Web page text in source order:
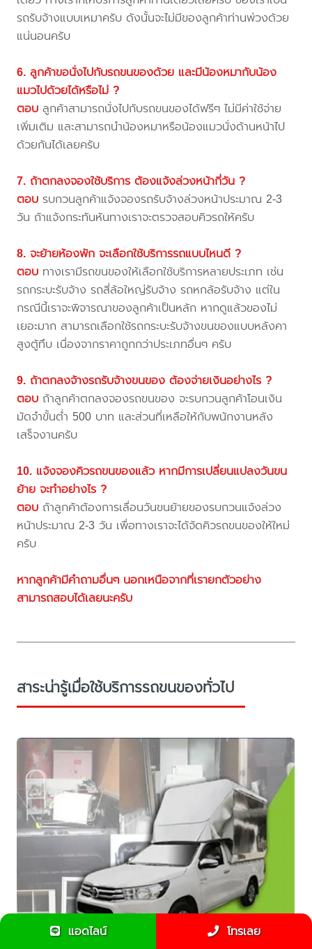
รถรับจ้างแบบเหมาครับ ดังนั้นจะไม่มีของลูกค้าท่านพ่วงด้วย
แน่นอนครับ
6. ลูกค้าขอนั่งไปกับรถขนของด้วย และมีน้องหมากับน้อง
แมวไปด้วยได้หรือไม่ ?
ตอบ ลูกค้าสามารถนั่งไปกับรถขนของได้ฟรีๆ ไม่มีค่าใช้จ่าย
เพิ่มเติม และสามารถนำน้องหมาหรือน้องแมวนั่งด้านหน้าไป
ด้วยกันได้เลยครับ
7. ถ้าตกลงจองใช้บริการ ต้องแจ้งล่วงหน้ากี่วัน ?
ตอบ รบกวนลูกค้าแจ้งจองรถรับจ้างล่วงหน้าประมาณ 2-3
วัน ถ้าแจ้งกระทันหันทางเราจะตรวจสอบคิวรถให้ครับ
8. จะย้ายห้องพัก จะเลือกใช้บริการรถแบบไหนดี ?
ตอบ ทางเรามีรถขนของให้เลือกใช้บริการหลายประเภท เช่น
รถกระบะรับจ้าง รถสี่ล้อใหญ่รับจ้าง รถหกล้อรับจ้าง แต่ใน
กรณีนี้เราจะพิจารณาของลูกค้าเป็นหลัก หากดูแล้วของไม่
เยอะมาก สามารถเลือกใช้รถกระบะรับจ้างขนของแบบหลังคา
สูงตู้ทึบ เนื่องจากราคาถูกกว่าประเภทอื่นๆ ครับ
9. ถ้าตกลงจ้างรถรับจ้างขนของ ต้องจ่ายเงินอย่างไร ?
ตอบ ถ้าลูกค้าตกลงจองรถขนของ จะรบกวนลูกค้าโอนเงิน
มัดจำขั้นต่ำ 500 บาท และส่วนที่เหลือให้กับพนักงานหลัง
เสร็จงานครับ
10. แจ้งจองคิวรถขนของแล้ว หากมีการเปลี่ยนแปลงวันขน
ย้าย จะทำอย่างไร ?
ตอบ ถ้าลูกค้าต้องการเลื่อนวันขนย้ายของรบกวนแจ้งล่วง
หน้าประมาณ 2-3 วัน เพื่อทางเราจะได้จัดคิวรถขนของให้ใหม่
ครับ
หากลูกค้ามีคำถามอื่นๆ นอกเหนือจากที่เรายกตัวอย่าง
สามารถสอบได้เลยนะครับ
สาระน่ารู้เมื่อใช้บริการรถขนของทั่วไป
แอดไลน์ โทรเลย